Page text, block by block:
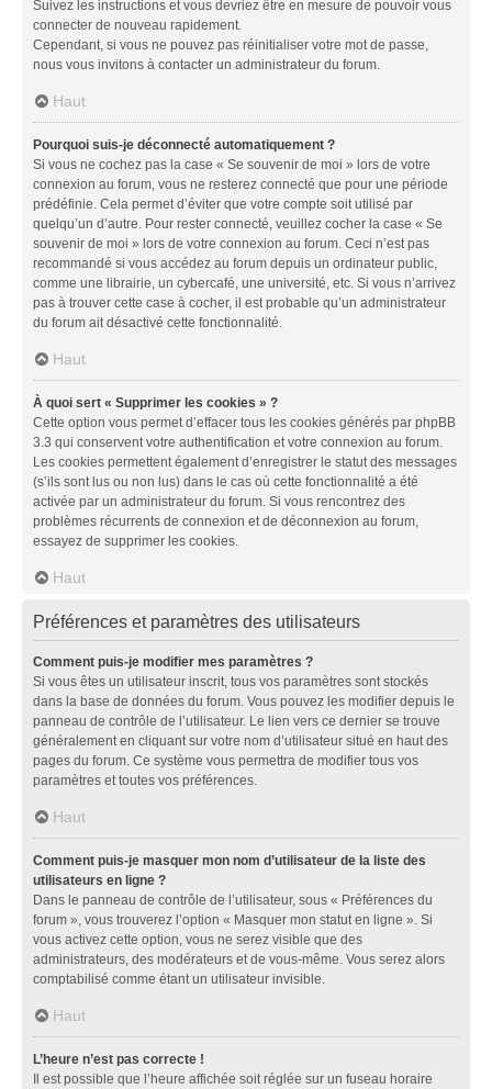
Suivez les instructions et vous devriez être en mesure de pouvoir vous
connecter de nouveau rapidement.
Cependant, si vous ne pouvez pas réinitialiser votre mot de passe,
nous vous invitons à contacter un administrateur du forum.
Haut
Pourquoi suis-je déconnecté automatiquement ?
Si vous ne cochez pas la case « Se souvenir de moi » lors de votre
connexion au forum, vous ne resterez connecté que pour une période
prédéfinie. Cela permet d’éviter que votre compte soit utilisé par
quelqu’un d’autre. Pour rester connecté, veuillez cocher la case « Se
souvenir de moi » lors de votre connexion au forum. Ceci n’est pas
recommandé si vous accédez au forum depuis un ordinateur public,
comme une librairie, un cybercafé, une université, etc. Si vous n’arrivez
pas à trouver cette case à cocher, il est probable qu’un administrateur
du forum ait désactivé cette fonctionnalité.
Haut
À quoi sert « Supprimer les cookies » ?
Cette option vous permet d’effacer tous les cookies générés par phpBB
3.3 qui conservent votre authentification et votre connexion au forum.
Les cookies permettent également d’enregistrer le statut des messages
(s’ils sont lus ou non lus) dans le cas où cette fonctionnalité a été
activée par un administrateur du forum. Si vous rencontrez des
problèmes récurrents de connexion et de déconnexion au forum,
essayez de supprimer les cookies.
Haut
Préférences et paramètres des utilisateurs
Comment puis-je modifier mes paramètres ?
Si vous êtes un utilisateur inscrit, tous vos paramètres sont stockés
dans la base de données du forum. Vous pouvez les modifier depuis le
panneau de contrôle de l’utilisateur. Le lien vers ce dernier se trouve
généralement en cliquant sur votre nom d’utilisateur situé en haut des
pages du forum. Ce système vous permettra de modifier tous vos
paramètres et toutes vos préférences.
Haut
Comment puis-je masquer mon nom d’utilisateur de la liste des
utilisateurs en ligne ?
Dans le panneau de contrôle de l’utilisateur, sous « Préférences du
forum », vous trouverez l’option « Masquer mon statut en ligne ». Si
vous activez cette option, vous ne serez visible que des
administrateurs, des modérateurs et de vous-même. Vous serez alors
comptabilisé comme étant un utilisateur invisible.
Haut
L’heure n’est pas correcte !
Il est possible que l’heure affichée soit réglée sur un fuseau horaire